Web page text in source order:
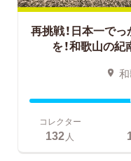
再挑戦！日本一で
を！和歌山の紀
コレクター
132 人